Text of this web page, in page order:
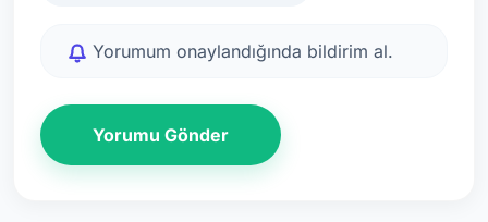
Yorumum onaylandığında bildirim al.
Yorumu Gönder